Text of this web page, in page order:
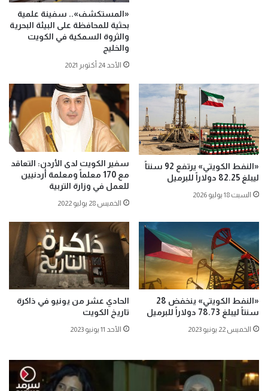
«المستكشف».. سفينة علمية
بحثية للمحافظة على البيئة البحرية
والثروة السمكية في الكويت
والخليج
الأحد 24 أكتوبر 2021
«النفط الكويتي» يرتفع 92 سنتاً
ليبلغ 82.25 دولاراً للبرميل
السبت 18 يوليو 2026
سفير الكويت لدى الأردن: التعاقد
مع 170 معلماً ومعلمة أردنيين
للعمل في وزارة التربية
الخميس 28 يوليو 2022
«النفط الكويتي» ينخفض 28
سنتاً ليبلغ 78.73 دولاراً للبرميل
الخميس 22 يونيو 2023
الحادي عشر من يونيو في ذاكرة
تاريخ الكويت
الأحد 11 يونيو 2023